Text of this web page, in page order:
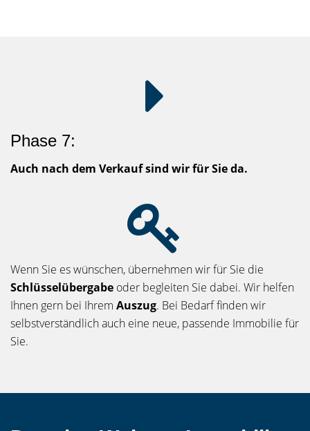
Phase 7:
Auch nach dem Verkauf sind wir für Sie da.
Wenn Sie es wünschen, übernehmen wir für Sie die
Schlüsselübergabe oder begleiten Sie dabei. Wir helfen
Ihnen gern bei Ihrem Auszug. Bei Bedarf finden wir
selbstverständlich auch eine neue, passende Immobilie für
Sie.